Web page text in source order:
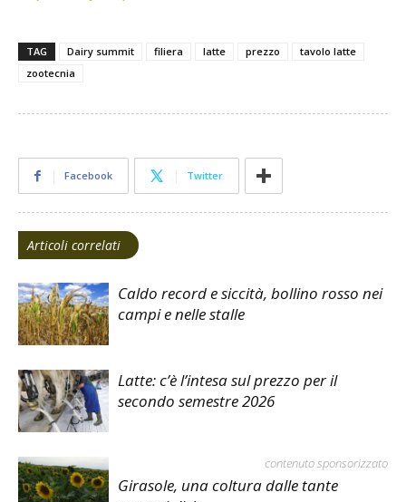
TAG Dairy summit filiera latte prezzo
tavolo latte
zootecnia
Facebook Twitter
Articoli correlati
Caldo record e siccità, bollino rosso nei
campi e nelle stalle
Latte: c’è l’intesa sul prezzo per il
secondo semestre 2026
contenuto sponsorizzato
Girasole, una coltura dalle tante